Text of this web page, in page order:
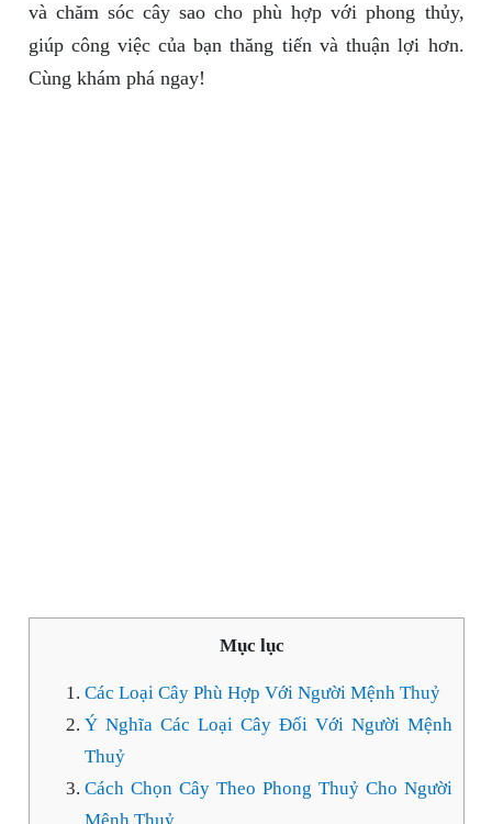
và chăm sóc cây sao cho phù hợp với phong thủy,
giúp công việc của bạn thăng tiến và thuận lợi hơn.
Cùng khám phá ngay!
Mục lục
Các Loại Cây Phù Hợp Với Người Mệnh Thuỷ
Ý Nghĩa Các Loại Cây Đối Với Người Mệnh
Thuỷ
Cách Chọn Cây Theo Phong Thuỷ Cho Người